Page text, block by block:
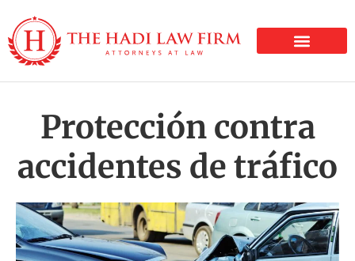
Protección contra
accidentes de tráfico